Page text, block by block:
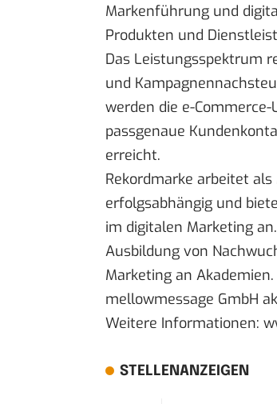
Markenführung und
Produkten und
Das Leistungsspektrum
und
werden die e-
passgenaue
erreicht.
Rekordmarke arbeitet
erfolgsabhängig und
im digitalen Marketing
Ausbildung von
Marketing an
mellowmessage GmbH
Weitere Informationen:
STELLENANZEIGEN